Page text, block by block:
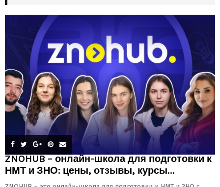
ZNOHUB – онлайн-школа для подготовки к
НМТ и ЗНО: цены, отзывы, курсы...